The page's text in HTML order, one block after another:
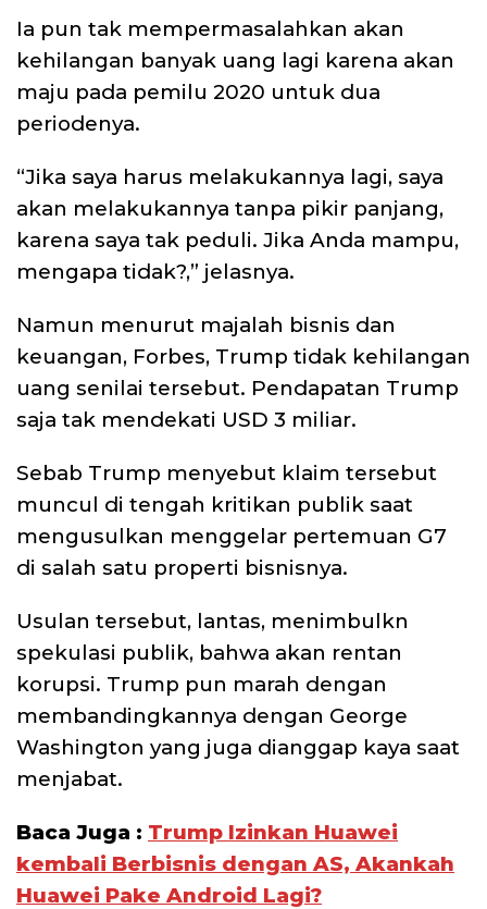
Ia pun tak mempermasalahkan akan
kehilangan banyak uang lagi karena akan
maju pada pemilu 2020 untuk dua
periodenya.
“Jika saya harus melakukannya lagi, saya
akan melakukannya tanpa pikir panjang,
karena saya tak peduli. Jika Anda mampu,
mengapa tidak?,” jelasnya.
Namun menurut majalah bisnis dan
keuangan, Forbes, Trump tidak kehilangan
uang senilai tersebut. Pendapatan Trump
saja tak mendekati USD 3 miliar.
Sebab Trump menyebut klaim tersebut
muncul di tengah kritikan publik saat
mengusulkan menggelar pertemuan G7
di salah satu properti bisnisnya.
Usulan tersebut, lantas, menimbulkn
spekulasi publik, bahwa akan rentan
korupsi. Trump pun marah dengan
membandingkannya dengan George
Washington yang juga dianggap kaya saat
menjabat.
Baca Juga : Trump Izinkan Huawei
kembali Berbisnis dengan AS, Akankah
Huawei Pake Android Lagi?